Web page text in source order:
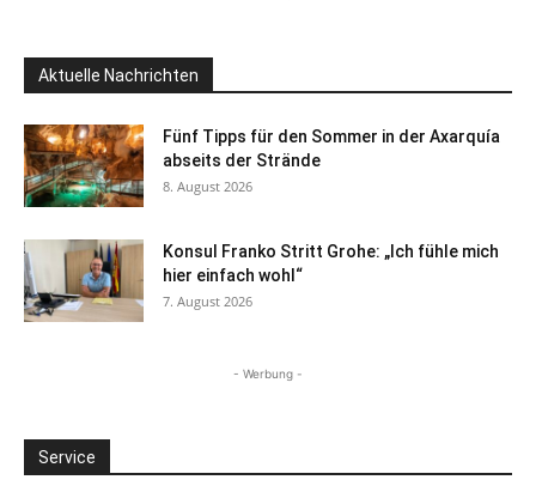
Aktuelle Nachrichten
Fünf Tipps für den Sommer in der Axarquía
abseits der Strände
8. August 2026
Konsul Franko Stritt Grohe: „Ich fühle mich
hier einfach wohl“
7. August 2026
- Werbung -
Service